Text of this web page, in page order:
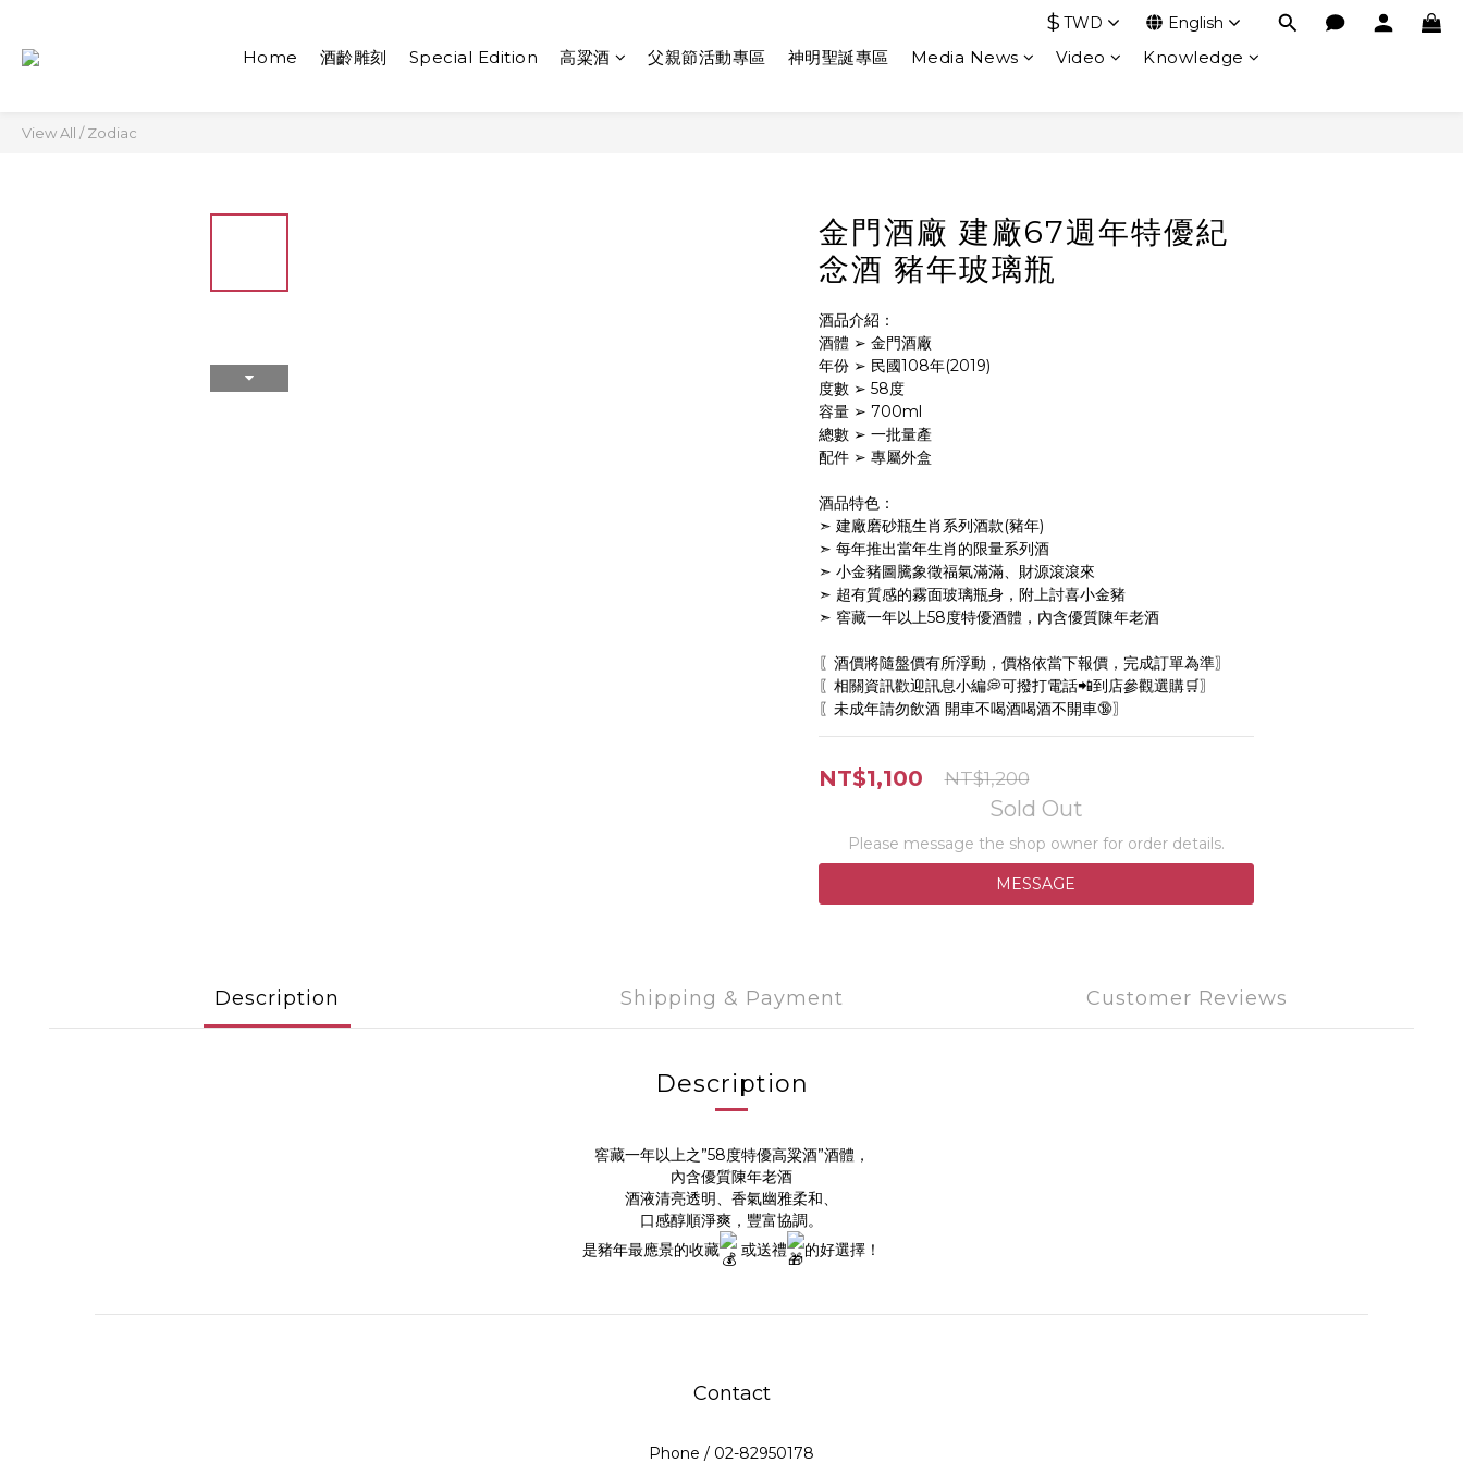
$ TWD English
Home 酒齡雕刻 Special Edition 高粱酒 父親節活動專區 神明聖誕專區 Media News Video Knowledge
View All /Zodiac
金門酒廠 建廠67週年特優紀
念酒 豬年玻璃瓶
酒品介紹：
酒體 ➢ 金門酒廠
年份 ➢ 民國108年(2019)
度數 ➢ 58度
容量 ➢ 700ml
總數 ➢ 一批量產
配件 ➢ 專屬外盒
酒品特色：
➣ 建廠磨砂瓶生肖系列酒款(豬年)
➣ 每年推出當年生肖的限量系列酒
➣ 小金豬圖騰象徵福氣滿滿、財源滾滾來
➣ 超有質感的霧面玻璃瓶身，附上討喜小金豬
➣ 窖藏一年以上58度特優酒體，內含優質陳年老酒
〖酒價將隨盤價有所浮動，價格依當下報價，完成訂單為準〗
〖相關資訊歡迎訊息小編💭可撥打電話📲到店參觀選購🛒〗
〖未成年請勿飲酒 開車不喝酒喝酒不開車🔞〗
NT$1,100 NT$1,200
Sold Out
Please message the shop owner for order details.
MESSAGE
Description Shipping & Payment Customer Reviews
Description
窖藏一年以上之”58度特優高粱酒”酒體，
內含優質陳年老酒
酒液清亮透明、香氣幽雅柔和、
口感醇順淨爽，豐富協調。
是豬年最應景的收藏
或送禮 的好選擇！
Contact
Phone / 02-82950178